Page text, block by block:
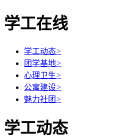
学工在线
学工动态>
团学基地>
心理卫生>
公寓建设>
魅力社团 >
学工动态